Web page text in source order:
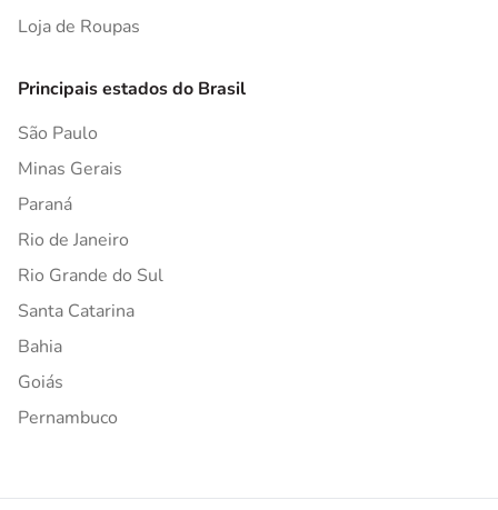
Loja de Roupas
Principais estados do Brasil
São Paulo
Minas Gerais
Paraná
Rio de Janeiro
Rio Grande do Sul
Santa Catarina
Bahia
Goiás
Pernambuco